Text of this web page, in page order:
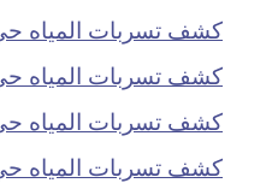
كشف تسربات المياه
كشف تسربات المياه
كشف تسربات المياه
كشف تسربات المياه